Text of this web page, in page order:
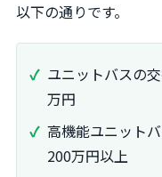
以下の通りです。
ユニットバスの
万円
高機能ユニット
200万円以上